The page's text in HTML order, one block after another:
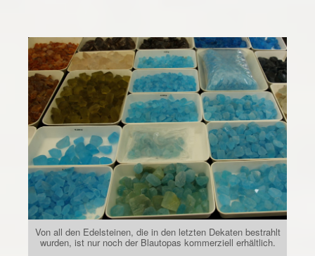
Von all den Edelsteinen, die in den letzten Dekaten bestrahlt
wurden, ist nur noch der Blautopas kommerziell erhältlich.